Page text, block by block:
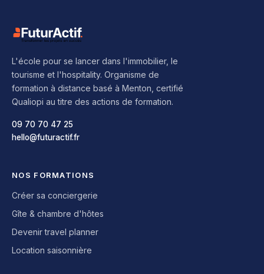
L'école pour se lancer dans l'immobilier, le
tourisme et l'hospitality. Organisme de
formation à distance basé à Menton, certifié
Qualiopi au titre des actions de formation.
09 70 70 47 25
hello@futuractif.fr
NOS FORMATIONS
Créer sa conciergerie
Gîte & chambre d'hôtes
Devenir travel planner
Location saisonnière